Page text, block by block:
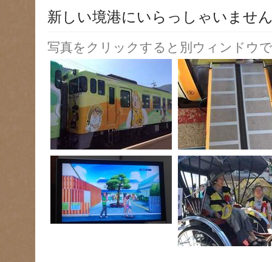
新しい境港にいらっしゃいませ
写真をクリックすると別ウィンドウ